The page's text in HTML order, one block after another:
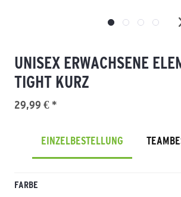
UNISEX ERWACHSENE
TIGHT KURZ
29,99 € *
EINZELBESTELLUNG
FARBE